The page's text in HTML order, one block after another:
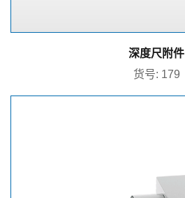
深度尺附件
货号: 179